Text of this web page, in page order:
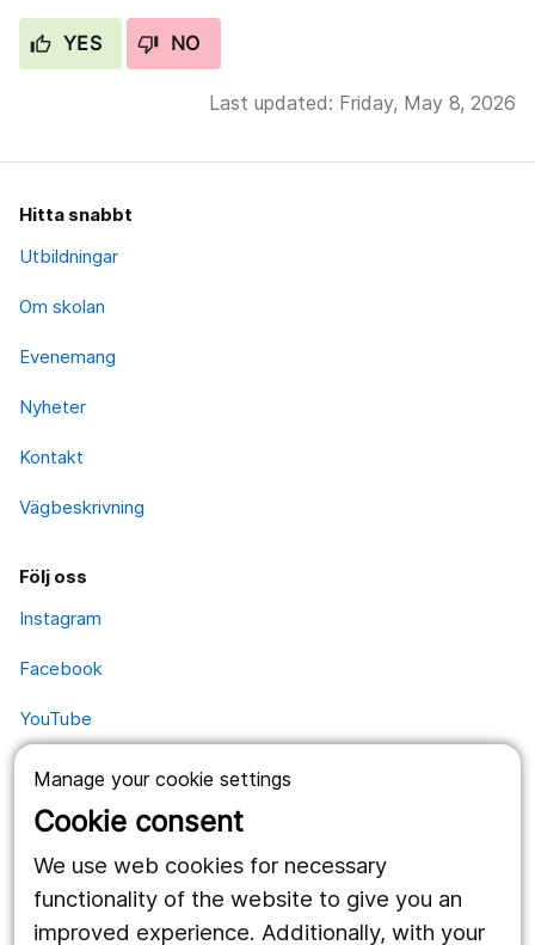
Manage your cookie settings
Cookie consent
We use web cookies for necessary
functionality of the website to give you an
improved experience. Additionally, with your
YES NO
Last updated: Friday, May 8, 2026
Hitta snabbt
Utbildningar
Om skolan
Evenemang
Nyheter
Kontakt
Vägbeskrivning
Följ oss
Instagram
Facebook
YouTube
Kontakt
Postadress
Kävesta folkhögskola
Kävesta 180
697 94 Sköllersta